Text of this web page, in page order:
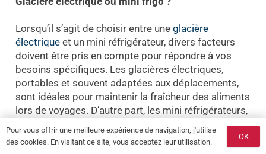
Lorsqu’il s’agit de choisir entre une glacière
électriqueet un mini réfrigérateur, divers facteurs
doivent être pris en compte pour répondre à vos
besoins spécifiques. Les glacières électriques,
portables et souvent adaptées aux déplacements,
sont idéales pour maintenir la fraîcheur des aliments
lors de voyages. D’autre part, les mini réfrigérateurs,
disponibles dans différentes tailles et styles, offrent
une solution plus permanente pour le stockage au
Pour vous offrir une meilleure expérience de navigation, j'utilise
des cookies. En visitant ce site, vous acceptez leur utilisation.
OK